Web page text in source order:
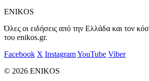
ENIKOS
Όλες οι ειδήσεις από την Ελλάδα και τον
του enikos.gr.
Facebook X InstagramYouTube Viber
© 2026 ENIKOS